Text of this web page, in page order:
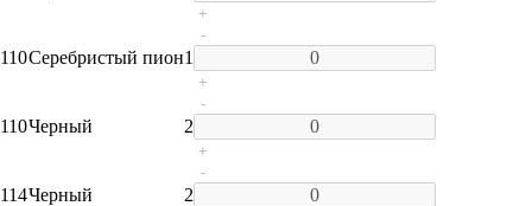
+
110Серебристый пион1
-
+
110Черный 2
-
+
114Черный 2
-